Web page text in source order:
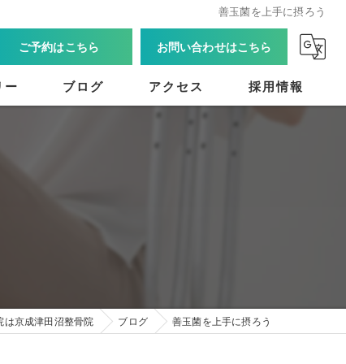
善玉菌を上手に摂ろう
ご予約はこちら お問い合わせはこちら
ー ブログ アクセス 採用情報
は京成津田沼整骨院 ブログ 善玉菌を上手に摂ろう